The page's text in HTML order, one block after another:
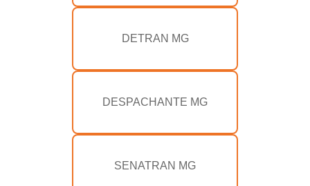
DETRAN MG
DESPACHANTE MG
SENATRAN MG